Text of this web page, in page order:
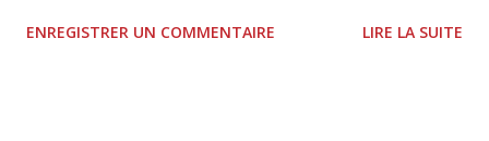
TERRAIN EL ABDI - EL JADIDA 16h30 OCK 0 - 1 HUSA
ENREGISTRER UN COMMENTAIRE LIRE LA SUITE